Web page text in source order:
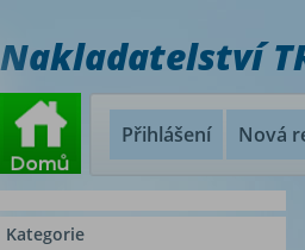
Nakladatelství
Přihlášení Nová
Kategorie